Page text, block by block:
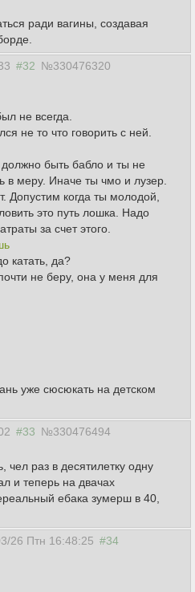
ради вагины, создавая
#32 №330476320
не всегда.
не то что говорить с ней.
быть бабло и ты не
в меру. Иначе ты чмо и лузер.
Допустим когда ты молодой,
это путь лошка. Надо
за счет этого.
катать, да?
не беру, она у меня для
уже сюсюкать на детском
#33 №330476494
чел раз в десятилетку одну
и теперь на двачах
ебака зумерш в 40,
26 Птн 16:48:25 #34